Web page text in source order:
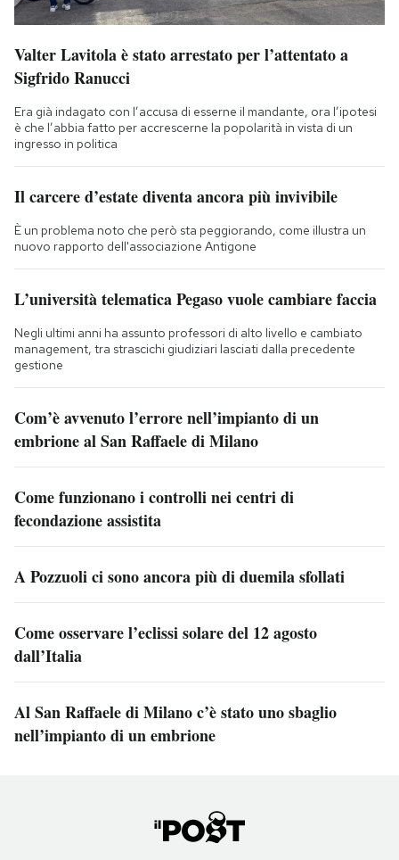
Valter Lavitola è stato arrestato per l’attentato a
Sigfrido Ranucci
Era già indagato con l’accusa di esserne il mandante, ora l’ipotesi
è che l’abbia fatto per accrescerne la popolarità in vista di un
ingresso in politica
Il carcere d’estate diventa ancora più invivibile
È un problema noto che però sta peggiorando, come illustra un
nuovo rapporto dell'associazione Antigone
L’università telematica Pegaso vuole cambiare faccia
Negli ultimi anni ha assunto professori di alto livello e cambiato
management, tra strascichi giudiziari lasciati dalla precedente
gestione
Com’è avvenuto l’errore nell’impianto di un
embrione al San Raffaele di Milano
Come funzionano i controlli nei centri di
fecondazione assistita
A Pozzuoli ci sono ancora più di duemila sfollati
Come osservare l’eclissi solare del 12 agosto
dall’Italia
Al San Raffaele di Milano c’è stato uno sbaglio
nell’impianto di un embrione